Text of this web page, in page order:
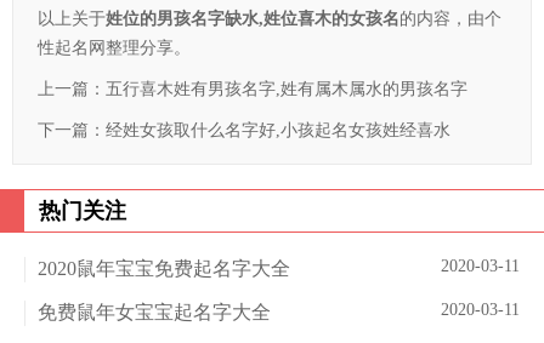
以上关于姓位的男孩名字缺水,姓位喜木的女孩名的内容，由个
性起名网整理分享。
上一篇： 五行喜木姓有男孩名字,姓有属木属水的男孩名字
下一篇： 经姓女孩取什么名字好,小孩起名女孩姓经喜水
热门关注
2020-03-11
2020鼠年宝宝免费起名字大全
2020-03-11
免费鼠年女宝宝起名字大全